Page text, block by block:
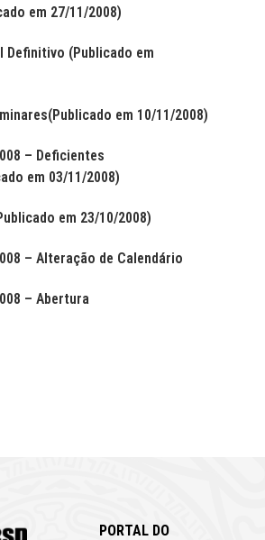
em 27/11/2008)
Definitivo (Publicado em
em 10/11/2008)
– Deficientes
em 03/11/2008)
em 23/10/2008)
– Alteração de Calendário
– Abertura
PORTAL DO